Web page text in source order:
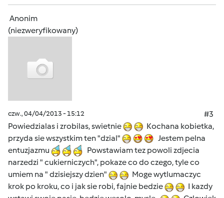
Anonim
(niezweryfikowany)
czw., 04/04/2013 - 15:12
#3
Powiedzialas i zrobilas, swietnie
Kochana kobietka,
przyda sie wszystkim ten "dzial"
Jestem pelna
entuzjazmu
Powstawiam tez powoli zdjecia
narzedzi " cukierniczych", pokaze co do czego, tyle co
umiem na " dzisiejszy dzien"
Moge wytlumaczyc
krok po kroku, co i jak sie robi, fajnie bedzie
I kazdy